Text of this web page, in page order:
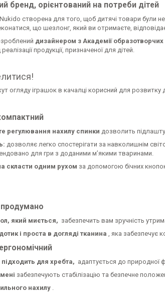
бренд, орієнтований на потреби дітей
створена для того, щоб дитячі товари були не
що шезлонг, який ви отримаєте,
дизайнером з Академії
продукції, призначеної для дітей.
огляду іграшок в качалці корисний для розвитку
регулювання нахилу спинки дозволить
дозволяє легко спостерігати за навколишнім
для гри з доданими м’якими тваринами.
скласти одним рухом за допомогою бічних
продумано
який миється, забезпечить вам зручність
і проста в догляді тканина , яка забезпечує
підходить для хребта, адаптується до природної
забезпечують стабілізацію та безпечне
нахилу .